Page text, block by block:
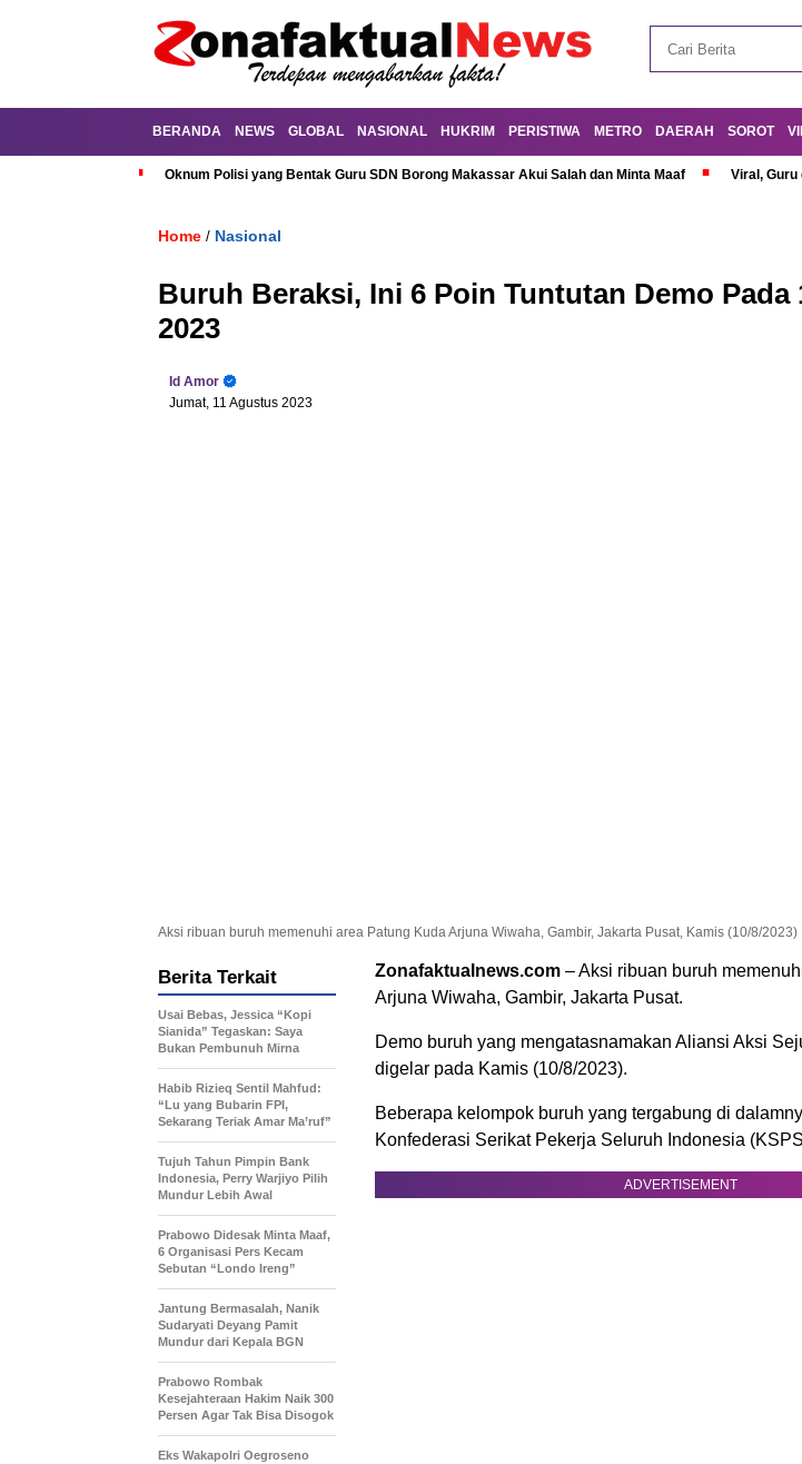
BERANDA NEWS GLOBAL NASIONAL HUKRIM PERISTIWA METRO DAERAH SOROT
Oknum Polisi yang Bentak Guru SDN Borong Makassar Akui Salah dan Minta Maaf Viral, Guru
Home / Nasional
Buruh Beraksi, Ini 6 Poin Tuntutan Demo Pada
2023
Id Amor
Jumat, 11 Agustus 2023
Aksi ribuan buruh memenuhi area Patung Kuda Arjuna Wiwaha, Gambir, Jakarta Pusat, Kamis (10/8/2023)
Zonafaktualnews.com – Aksi ribuan buruh
Arjuna Wiwaha, Gambir, Jakarta Pusat.
Demo buruh yang mengatasnamakan Aliansi Aksi
digelar pada Kamis (10/8/2023).
Beberapa kelompok buruh yang tergabung di
Konfederasi Serikat Pekerja Seluruh Indonesia
ADVERTISEMENT
Berita Terkait
Usai Bebas, Jessica “Kopi
Sianida” Tegaskan: Saya
Bukan Pembunuh Mirna
Habib Rizieq Sentil Mahfud:
“Lu yang Bubarin FPI,
Sekarang Teriak Amar Ma’ruf”
Tujuh Tahun Pimpin Bank
Indonesia, Perry Warjiyo Pilih
Mundur Lebih Awal
Prabowo Didesak Minta Maaf,
6 Organisasi Pers Kecam
Sebutan “Londo Ireng”
Jantung Bermasalah, Nanik
Sudaryati Deyang Pamit
Mundur dari Kepala BGN
Prabowo Rombak
Kesejahteraan Hakim Naik 300
Persen Agar Tak Bisa Disogok
Eks Wakapolri Oegroseno